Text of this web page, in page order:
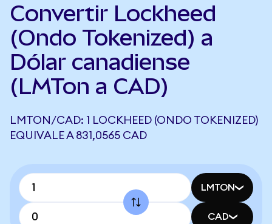
Convertir Lockheed
(Ondo Tokenized) a
Dólar canadiense
(LMTon a CAD)
LMTON/CAD: 1 LOCKHEED (ONDO TOKENIZED)
EQUIVALE A 831,0565 CAD
LMTON
CAD